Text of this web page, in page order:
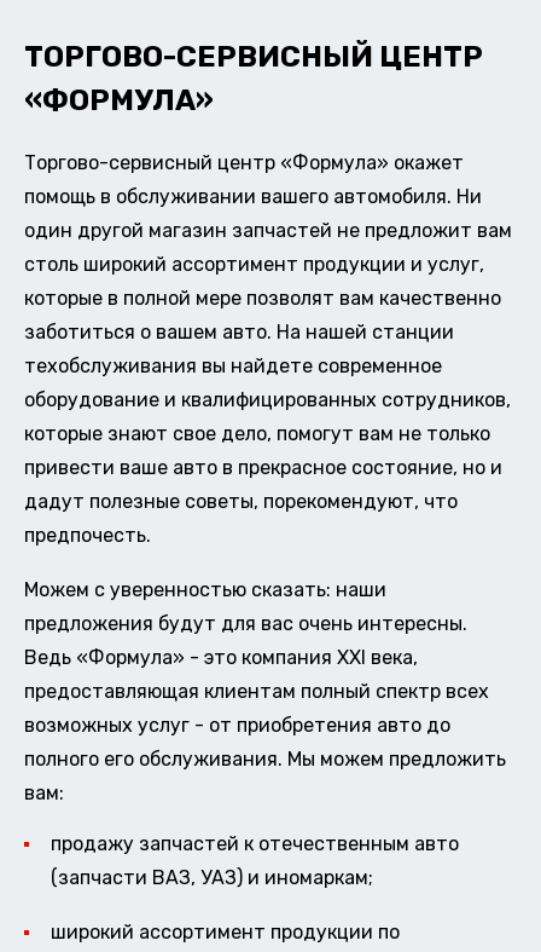
ТОРГОВО-СЕРВИСНЫЙ ЦЕНТР
«ФОРМУЛА»
Торгово-сервисный центр «Формула» окажет
помощь в обслуживании вашего автомобиля. Ни
один другой магазин запчастей не предложит вам
столь широкий ассортимент продукции и услуг,
которые в полной мере позволят вам качественно
заботиться о вашем авто. На нашей станции
техобслуживания вы найдете современное
оборудование и квалифицированных сотрудников,
которые знают свое дело, помогут вам не только
привести ваше авто в прекрасное состояние, но и
дадут полезные советы, порекомендуют, что
предпочесть.
Можем с уверенностью сказать: наши
предложения будут для вас очень интересны.
Ведь «Формула» - это компания XXI века,
предоставляющая клиентам полный спектр всех
возможных услуг - от приобретения авто до
полного его обслуживания. Мы можем предложить
вам:
продажу запчастей к отечественным авто
(запчасти ВАЗ, УАЗ) и иномаркам;
широкий ассортимент продукции по